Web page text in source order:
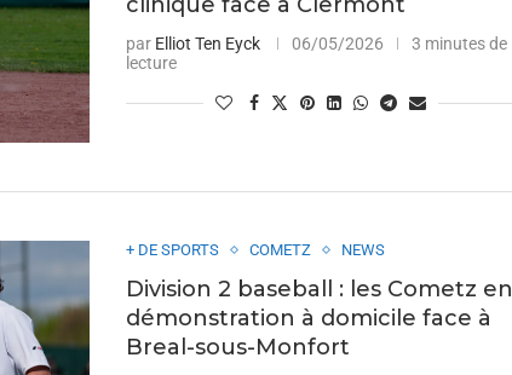
par Elliot Ten Eyck 06/05/2026
3 minutes de
lecture
+ DE SPORTS COMETZ NEWS
Division 2 baseball : les Cometz en
démonstration à domicile face à
Breal-sous-Monfort